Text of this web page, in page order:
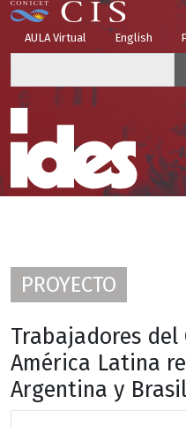
Top Menu
AULA Virtual English
Menú principal
PROYECTO
Trabajadores del
América Latina
Argentina y Brasil